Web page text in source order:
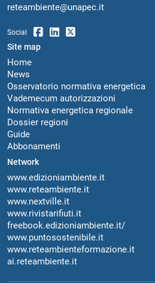
reteambiente@unapec.it
Social
Site map
Home
News
Osservatorio normativa energetica
Vademecum autorizzazioni
Normativa energetica regionale
Dossier regioni
Guide
Abbonamenti
Network
www.edizioniambiente.it
www.reteambiente.it
www.nextville.it
www.rivistarifiuti.it
freebook.edizioniambiente.it/
www.puntosostenibile.it
www.reteambienteformazione.it
ai.reteambiente.it